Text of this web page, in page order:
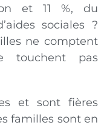
et 11 %, du
sociales ?
ne comptent
touchent pas
et sont fières
familles sont en